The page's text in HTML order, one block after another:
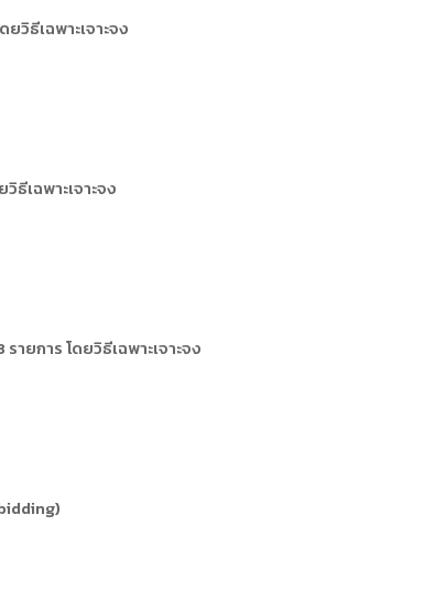
วิธีเฉพาะเจาะจง
เฉพาะเจาะจง
ยการ โดยวิธีเฉพาะเจาะจง